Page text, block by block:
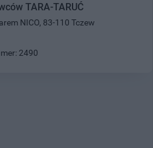
TARA-TARUĆ
NICO, 83-110 Tczew
2490